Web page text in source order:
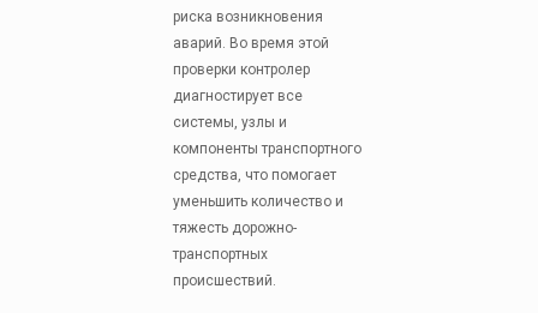
риска возникновения
аварий. Во время этой
проверки контролер
диагностирует все
системы, узлы и
компоненты транспортного
средства, что помогает
уменьшить количество и
тяжесть дорожно-
транспортных
происшествий.